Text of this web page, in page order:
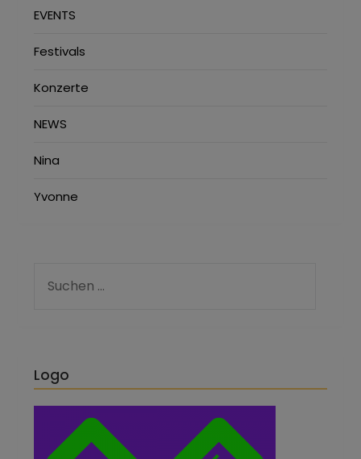
EVENTS
Festivals
Konzerte
NEWS
Nina
Yvonne
Logo